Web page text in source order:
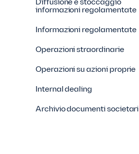
Diffusione e stoccaggio
informazioni regolamentate
Informazioni regolamentate
Operazioni straordinarie
Operazioni su azioni proprie
Internal dealing
Archivio documenti societari